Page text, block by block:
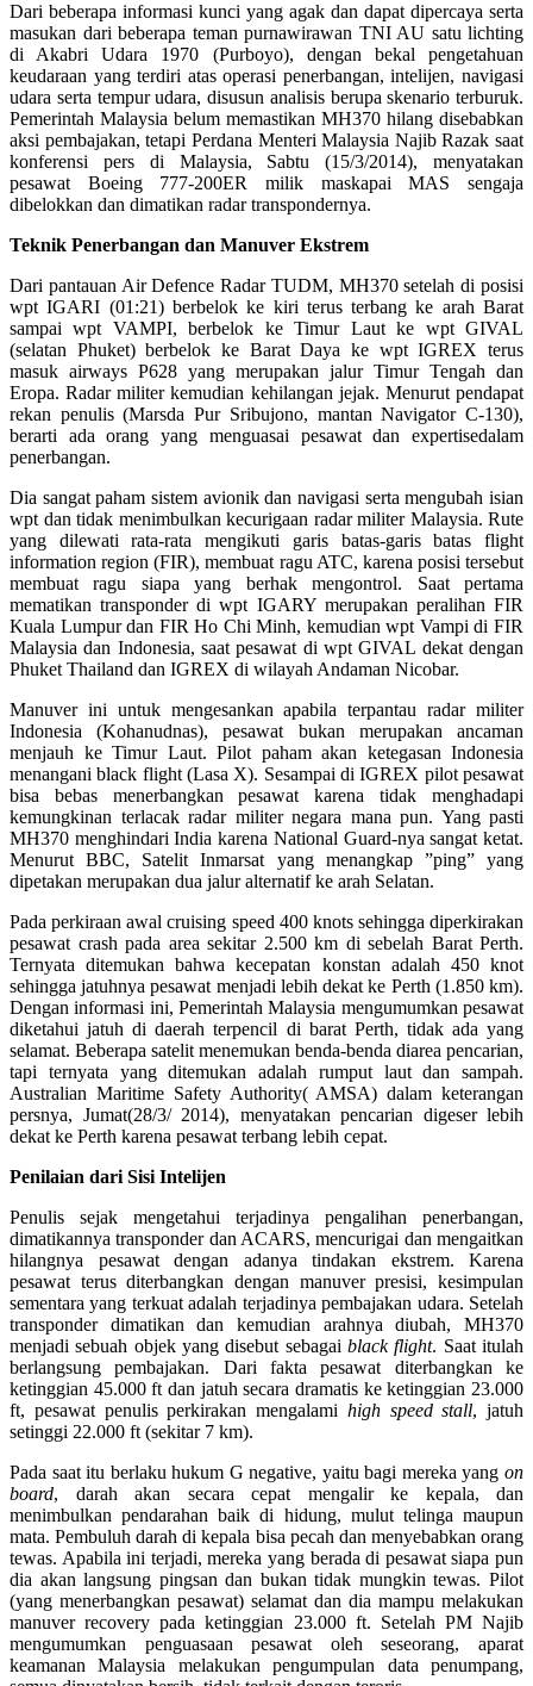
Dari beberapa informasi kunci yang agak dan dapat dipercaya serta
masukan dari beberapa teman purnawirawan TNI AU satu lichting
di Akabri Udara 1970 (Purboyo), dengan bekal pengetahuan
keudaraan yang terdiri atas operasi penerbangan, intelijen, navigasi
udara serta tempur udara, disusun analisis berupa skenario terburuk.
Pemerintah Malaysia belum memastikan MH370 hilang disebabkan
aksi pembajakan, tetapi Perdana Menteri Malaysia Najib Razak saat
konferensi pers di Malaysia, Sabtu (15/3/2014), menyatakan
pesawat Boeing 777-200ER milik maskapai MAS sengaja
dibelokkan dan dimatikan radar transpondernya.
Teknik Penerbangan dan Manuver Ekstrem
Dari pantauan Air Defence Radar TUDM, MH370 setelah di posisi
wpt IGARI (01:21) berbelok ke kiri terus terbang ke arah Barat
sampai wpt VAMPI, berbelok ke Timur Laut ke wpt GIVAL
(selatan Phuket) berbelok ke Barat Daya ke wpt IGREX terus
masuk airways P628 yang merupakan jalur Timur Tengah dan
Eropa. Radar militer kemudian kehilangan jejak. Menurut pendapat
rekan penulis (Marsda Pur Sribujono, mantan Navigator C-130),
berarti ada orang yang menguasai pesawat dan expertisedalam
penerbangan.
Dia sangat paham sistem avionik dan navigasi serta mengubah isian
wpt dan tidak menimbulkan kecurigaan radar militer Malaysia. Rute
yang dilewati rata-rata mengikuti garis batas-garis batas flight
information region (FIR), membuat ragu ATC, karena posisi tersebut
membuat ragu siapa yang berhak mengontrol. Saat pertama
mematikan transponder di wpt IGARY merupakan peralihan FIR
Kuala Lumpur dan FIR Ho Chi Minh, kemudian wpt Vampi di FIR
Malaysia dan Indonesia, saat pesawat di wpt GIVAL dekat dengan
Phuket Thailand dan IGREX di wilayah Andaman Nicobar.
Manuver ini untuk mengesankan apabila terpantau radar militer
Indonesia (Kohanudnas), pesawat bukan merupakan ancaman
menjauh ke Timur Laut. Pilot paham akan ketegasan Indonesia
menangani black flight (Lasa X). Sesampai di IGREX pilot pesawat
bisa bebas menerbangkan pesawat karena tidak menghadapi
kemungkinan terlacak radar militer negara mana pun. Yang pasti
MH370 menghindari India karena National Guard-nya sangat ketat.
Menurut BBC, Satelit Inmarsat yang menangkap ”ping” yang
dipetakan merupakan dua jalur alternatif ke arah Selatan.
Pada perkiraan awal cruising speed 400 knots sehingga diperkirakan
pesawat crash pada area sekitar 2.500 km di sebelah Barat Perth.
Ternyata ditemukan bahwa kecepatan konstan adalah 450 knot
sehingga jatuhnya pesawat menjadi lebih dekat ke Perth (1.850 km).
Dengan informasi ini, Pemerintah Malaysia mengumumkan pesawat
diketahui jatuh di daerah terpencil di barat Perth, tidak ada yang
selamat. Beberapa satelit menemukan benda-benda diarea pencarian,
tapi ternyata yang ditemukan adalah rumput laut dan sampah.
Australian Maritime Safety Authority( AMSA) dalam keterangan
persnya, Jumat(28/3/ 2014), menyatakan pencarian digeser lebih
dekat ke Perth karena pesawat terbang lebih cepat.
Penilaian dari Sisi Intelijen
Penulis sejak mengetahui terjadinya pengalihan penerbangan,
dimatikannya transponder dan ACARS, mencurigai dan mengaitkan
hilangnya pesawat dengan adanya tindakan ekstrem. Karena
pesawat terus diterbangkan dengan manuver presisi, kesimpulan
sementara yang terkuat adalah terjadinya pembajakan udara. Setelah
transponder dimatikan dan kemudian arahnya diubah, MH370
menjadi sebuah objek yang disebut sebagai black flight. Saat itulah
berlangsung pembajakan. Dari fakta pesawat diterbangkan ke
ketinggian 45.000 ft dan jatuh secara dramatis ke ketinggian 23.000
ft, pesawat penulis perkirakan mengalami high speed stall, jatuh
setinggi 22.000 ft (sekitar 7 km).
Pada saat itu berlaku hukum G negative, yaitu bagi mereka yang on
board, darah akan secara cepat mengalir ke kepala, dan
menimbulkan pendarahan baik di hidung, mulut telinga maupun
mata. Pembuluh darah di kepala bisa pecah dan menyebabkan orang
tewas. Apabila ini terjadi, mereka yang berada di pesawat siapa pun
dia akan langsung pingsan dan bukan tidak mungkin tewas. Pilot
(yang menerbangkan pesawat) selamat dan dia mampu melakukan
manuver recovery pada ketinggian 23.000 ft. Setelah PM Najib
mengumumkan penguasaan pesawat oleh seseorang, aparat
keamanan Malaysia melakukan pengumpulan data penumpang,